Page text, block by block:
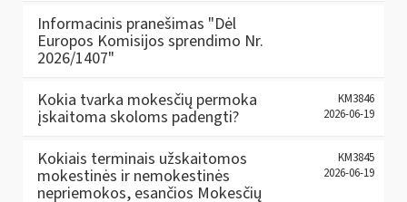
Informacinis pranešimas "Dėl
Europos Komisijos sprendimo Nr.
2026/1407"
Kokia tvarka mokesčių permoka
įskaitoma skoloms padengti?
KM3846
2026-06-19
Kokiais terminais užskaitomos
mokestinės ir nemokestinės
nepriemokos, esančios Mokesčių
KM3845
2026-06-19